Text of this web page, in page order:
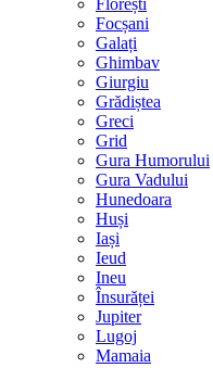
Florești
Focșani
Galați
Ghimbav
Giurgiu
Grădiștea
Greci
Grid
Gura Humorului
Gura Vadului
Hunedoara
Huși
Iași
Ieud
Ineu
Însurăței
Jupiter
Lugoj
Mamaia